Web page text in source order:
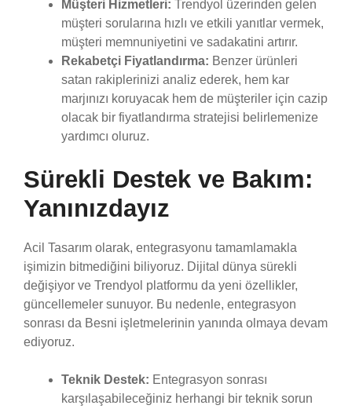
Müşteri Hizmetleri: Trendyol üzerinden gelen
müşteri sorularına hızlı ve etkili yanıtlar vermek,
müşteri memnuniyetini ve sadakatini artırır.
Rekabetçi Fiyatlandırma: Benzer ürünleri
satan rakiplerinizi analiz ederek, hem kar
marjınızı koruyacak hem de müşteriler için cazip
olacak bir fiyatlandırma stratejisi belirlemenize
yardımcı oluruz.
Sürekli Destek ve Bakım:
Yanınızdayız
Acil Tasarım olarak, entegrasyonu tamamlamakla
işimizin bitmediğini biliyoruz. Dijital dünya sürekli
değişiyor ve Trendyol platformu da yeni özellikler,
güncellemeler sunuyor. Bu nedenle, entegrasyon
sonrası da Besni işletmelerinin yanında olmaya devam
ediyoruz.
Teknik Destek: Entegrasyon sonrası
karşılaşabileceğiniz herhangi bir teknik sorun